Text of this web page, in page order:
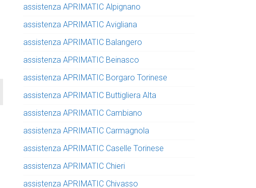
assistenza APRIMATIC Alpignano
assistenza APRIMATIC Avigliana
assistenza APRIMATIC Balangero
assistenza APRIMATIC Beinasco
assistenza APRIMATIC Borgaro Torinese
assistenza APRIMATIC Buttigliera Alta
assistenza APRIMATIC Cambiano
assistenza APRIMATIC Carmagnola
assistenza APRIMATIC Caselle Torinese
assistenza APRIMATIC Chieri
assistenza APRIMATIC Chivasso